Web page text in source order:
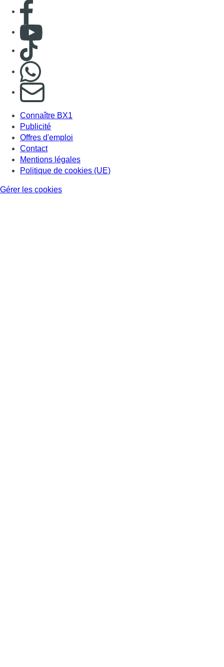
Consulter page Facebook
Consulter Youtube
Consulter TikTok
S'abonner à notre newsletter
Connaître BX1
Publicité
Offres d'emploi
Contact
Mentions légales
Politique de cookies (UE)
Gérer les cookies